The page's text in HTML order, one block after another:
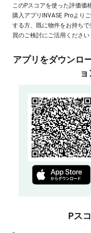
このPスコアを使った評価価
購入アプリINVASE Proより
する方、既に物件をお持ち
買のご検討にご活用ください
アプリをダウンロー
Pス